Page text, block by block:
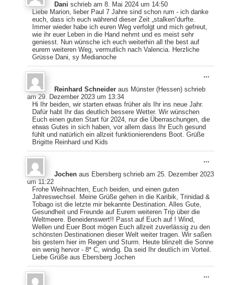
Danischrieb am 8. Mai 2024 um 14:50
Liebe Marion, lieber Paul 7 Jahre sind schon rum - ich danke
euch, dass ich euch während dieser Zeit „stalken“durfte.
Immer wieder habe ich euren Weg verfolgt und mich gefreut,
wie ihr euer Leben in die Hand nehmt und es meist sehr
geniesst. Nun wünsche ich euch weiterhin all the best auf
eurem weiteren Weg, vermutlich nach Valencia. Herzliche
Grüsse Dani, sy Medianoche
Reinhard Schneideraus Münster (Hessen) schrieb
am 29. Dezember 2023 um 13:34
Hi Ihr beiden, wir starten etwas früher als Ihr ins neue Jahr.
Dafür habt Ihr das deutlich bessere Wetter. Wir wünschen
Euch einen guten Start für 2024, nur die Überraschungen, die
etwas Gutes in sich haben, vor allem dass Ihr Euch gesund
fühlt und natürlich ein allzeit funktionierendens Boot. Grüße
Brigitte Reinhard und Kids
...
Jochenaus Ebersberg schrieb am 25. Dezember 2023
um 11:22
Frohe Weihnachten, Euch beiden, und einen guten
Jahreswechsel. Meine Grüße gehen in die Karibik, Trinidad &
Tobago ist die letzte mir bekannte Destination. Alles Gute,
Gesundheit und Freunde auf Eurem weiteren Trip über die
Weltmeere. Beneidenswert!! Passt auf Euch auf ! Wind,
Wellen und Euer Boot mögen Euch allzeit zuverlässig zu den
schönsten Destinationen dieser Welt weiter tragen. Wir saßen
bis gestern hier im Regen und Sturm. Heute blinzelt die Sonne
ein wenig hervor - 8* C, windig. Da seid Ihr deutlich im Vorteil.
Liebe Grüße aus Ebersberg Jochen
...
ein-/
...